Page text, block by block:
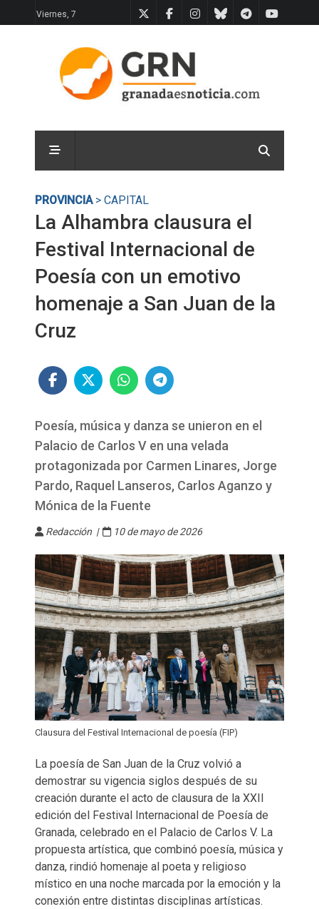
Viernes, 7
PROVINCIA> CAPITAL
La Alhambra clausura el
Festival Internacional de
Poesía con un emotivo
homenaje a San Juan de la
Cruz
Poesía, música y danza se unieron en el
Palacio de Carlos V en una velada
protagonizada por Carmen Linares, Jorge
Pardo, Raquel Lanseros, Carlos Aganzo y
Mónica de la Fuente
Redacción | 10 de mayo de 2026
Clausura del Festival Internacional de poesía (FIP)
La poesía de San Juan de la Cruz volvió a
demostrar su vigencia siglos después de su
creación durante el acto de clausura de la XXII
edición del Festival Internacional de Poesía de
Granada, celebrado en el Palacio de Carlos V. La
propuesta artística, que combinó poesía, música y
danza, rindió homenaje al poeta y religioso
místico en una noche marcada por la emoción y la
conexión entre distintas disciplinas artísticas.